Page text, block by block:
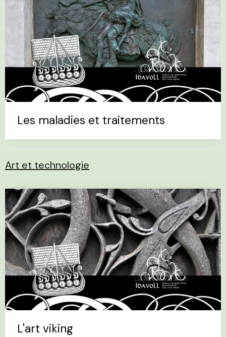
Les maladies et traitements
Art et technologie
L'art viking